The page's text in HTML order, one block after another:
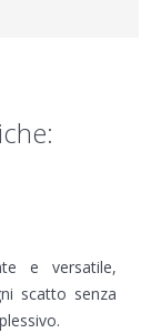
e versatile,
scatto senza